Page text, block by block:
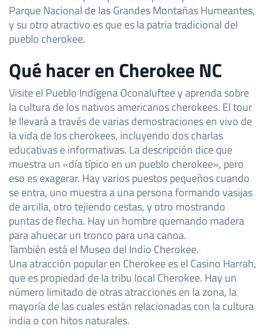
Parque Nacional de las Grandes Montañas Humeantes,
y su otro atractivo es que es la patria tradicional del
pueblo cherokee.
Qué hacer en Cherokee NC
Visite el Pueblo Indígena Oconaluftee y aprenda sobre
la cultura de los nativos americanos cherokees. El tour
le llevará a través de varias demostraciones en vivo de
la vida de los cherokees, incluyendo dos charlas
educativas e informativas. La descripción dice que
muestra un «día típico en un pueblo cherokee», pero
eso es exagerar. Hay varios puestos pequeños cuando
se entra, uno muestra a una persona formando vasijas
de arcilla, otro tejiendo cestas, y otro mostrando
puntas de flecha. Hay un hombre quemando madera
para ahuecar un tronco para una canoa.
También está el Museo del Indio Cherokee.
Una atracción popular en Cherokee es el Casino Harrah,
que es propiedad de la tribu local Cherokee. Hay un
número limitado de otras atracciones en la zona, la
mayoría de las cuales están relacionadas con la cultura
india o con hitos naturales.